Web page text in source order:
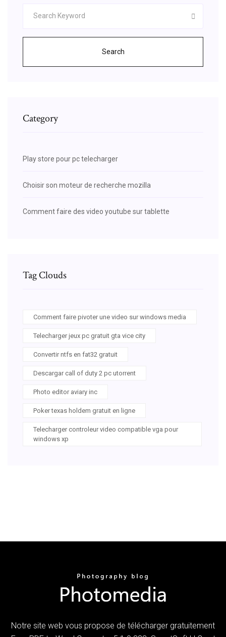
Search
Category
Play store pour pc telecharger
Choisir son moteur de recherche mozilla
Comment faire des video youtube sur tablette
Tag Clouds
Comment faire pivoter une video sur windows media
Telecharger jeux pc gratuit gta vice city
Convertir ntfs en fat32 gratuit
Descargar call of duty 2 pc utorrent
Photo editor aviary inc
Poker texas holdem gratuit en ligne
Telecharger controleur video compatible vga pour
windows xp
Notre site web vous propose de télécharger gratuitement